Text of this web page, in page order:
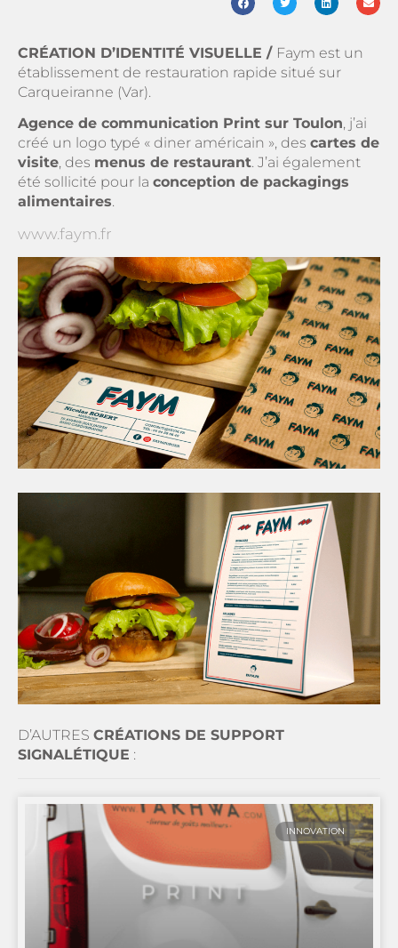
CRÉATION D’IDENTITÉ VISUELLE / Faym est un
établissement de restauration rapide situé sur
Carqueiranne (Var).
Agence de communication Print sur Toulon, j’ai
créé un logo typé « diner américain », des cartes de
visite, des menus de restaurant. J’ai également
été sollicité pour la conception de packagings
alimentaires.
www.faym.fr
D’AUTRES CRÉATIONS DE SUPPORT
SIGNALÉTIQUE :
INNOVATION